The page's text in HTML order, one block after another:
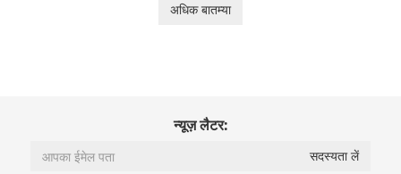
अधिक बातम्या
न्यूज़ लैटर: